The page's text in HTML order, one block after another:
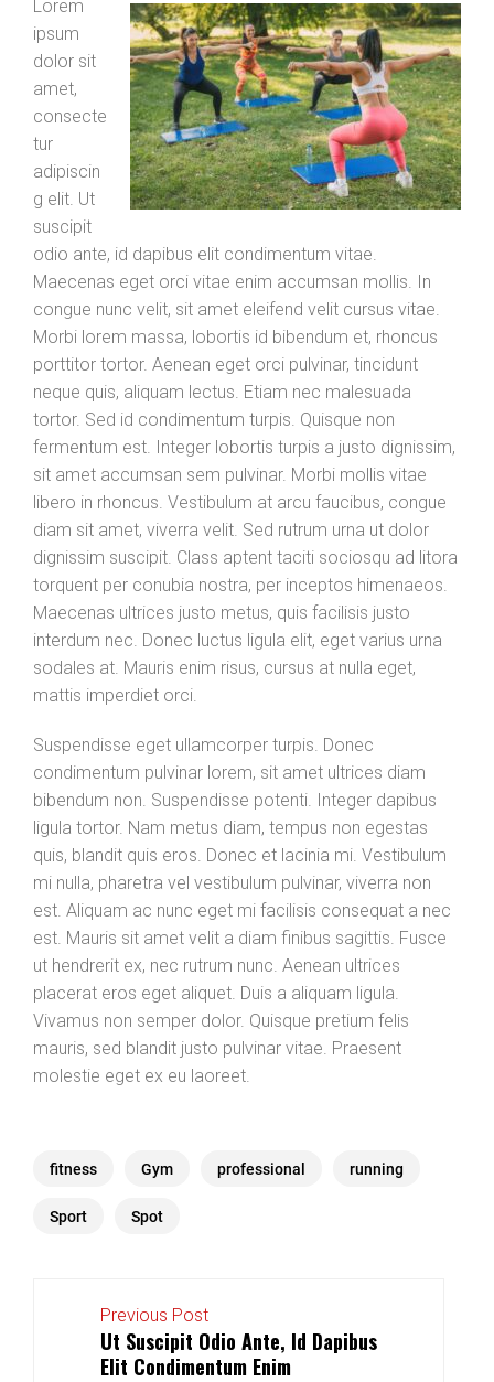
Lorem
ipsum
dolor sit
amet,
consecte
tur
adipiscin
g elit. Ut
suscipit
odio ante, id dapibus elit condimentum vitae.
Maecenas eget orci vitae enim accumsan mollis. In
congue nunc velit, sit amet eleifend velit cursus vitae.
Morbi lorem massa, lobortis id bibendum et, rhoncus
porttitor tortor. Aenean eget orci pulvinar, tincidunt
neque quis, aliquam lectus. Etiam nec malesuada
tortor. Sed id condimentum turpis. Quisque non
fermentum est. Integer lobortis turpis a justo dignissim,
sit amet accumsan sem pulvinar. Morbi mollis vitae
libero in rhoncus. Vestibulum at arcu faucibus, congue
diam sit amet, viverra velit. Sed rutrum urna ut dolor
dignissim suscipit. Class aptent taciti sociosqu ad litora
torquent per conubia nostra, per inceptos himenaeos.
Maecenas ultrices justo metus, quis facilisis justo
interdum nec. Donec luctus ligula elit, eget varius urna
sodales at. Mauris enim risus, cursus at nulla eget,
mattis imperdiet orci.
Suspendisse eget ullamcorper turpis. Donec
condimentum pulvinar lorem, sit amet ultrices diam
bibendum non. Suspendisse potenti. Integer dapibus
ligula tortor. Nam metus diam, tempus non egestas
quis, blandit quis eros. Donec et lacinia mi. Vestibulum
mi nulla, pharetra vel vestibulum pulvinar, viverra non
est. Aliquam ac nunc eget mi facilisis consequat a nec
est. Mauris sit amet velit a diam finibus sagittis. Fusce
ut hendrerit ex, nec rutrum nunc. Aenean ultrices
placerat eros eget aliquet. Duis a aliquam ligula.
Vivamus non semper dolor. Quisque pretium felis
mauris, sed blandit justo pulvinar vitae. Praesent
molestie eget ex eu laoreet.
fitness Gym professional running
Sport Spot
Previous Post
Ut Suscipit Odio Ante, Id Dapibus
Elit Condimentum Enim